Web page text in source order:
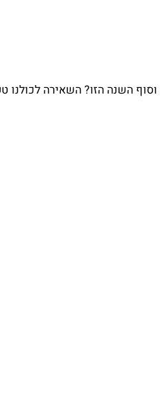
השאירה לכולנו טעם קצת